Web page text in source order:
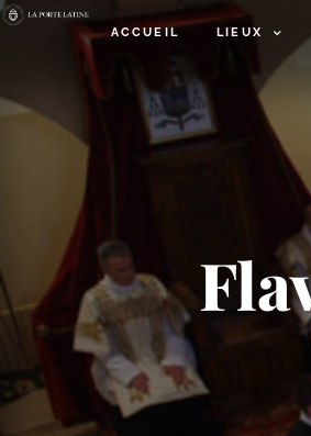
ACCUEIL LIEUX